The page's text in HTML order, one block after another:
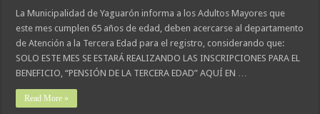
La Municipalidad de Yaguarón informa a los Adultos Mayores que
este mes cumplen 65 años de edad, deben acercarse al departamento
de Atención a la Tercera Edad para el registro, considerando que:
SOLO ESTE MES SE ESTARÁ REALIZANDO LAS INSCRIPCIONES PARA EL
BENEFICIO, “PENSIÓN DE LA TERCERA EDAD” AQUÍ EN …
Read More »